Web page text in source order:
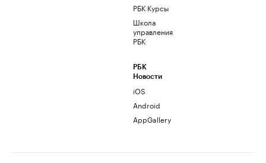
РБК Курсы
Школа
управления
РБК
РБК
Новости
iOS
Android
AppGallery